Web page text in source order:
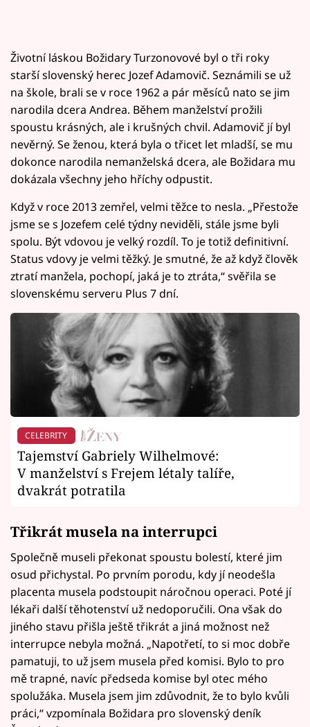
Životní láskou Božidary Turzonovové byl o tři roky
starší slovenský herec Jozef Adamovič. Seznámili se už
na škole, brali se v roce 1962 a pár měsíců nato se jim
narodila dcera Andrea. Během manželství prožili
spoustu krásných, ale i krušných chvil. Adamovič jí byl
nevěrný. Se ženou, která byla o třicet let mladší, se mu
dokonce narodila nemanželská dcera, ale Božidara mu
dokázala všechny jeho hříchy odpustit.
Když v roce 2013 zemřel, velmi těžce to nesla. „Přestože
jsme se s Jozefem celé týdny neviděli, stále jsme byli
spolu. Být vdovou je velký rozdíl. To je totiž definitivní.
Status vdovy je velmi těžký. Je smutné, že až když člověk
ztratí manžela, pochopí, jaká je to ztráta,“ svěřila se
slovenskému serveru Plus 7 dní.
CELEBRITY
Tajemství Gabriely Wilhelmové:
V manželství s Frejem létaly talíře,
dvakrát potratila
Třikrát musela na interrupci
Společně museli překonat spoustu bolestí, které jim
osud přichystal. Po prvním porodu, kdy jí neodešla
placenta musela podstoupit náročnou operaci. Poté jí
lékaři další těhotenství už nedoporučili. Ona však do
jiného stavu přišla ještě třikrát a jiná možnost než
interrupce nebyla možná. „Napotřetí, to si moc dobře
pamatuji, to už jsem musela před komisi. Bylo to pro
mě trapné, navíc předseda komise byl otec mého
spolužáka. Musela jsem jim zdůvodnit, že to bylo kvůli
práci,“ vzpomínala Božidara pro slovenský deník